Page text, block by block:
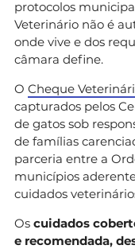
protocolos
Veterinário não é
onde vive e dos
câmara define.
O Cheque
capturados pelos
de gatos sob
de famílias
parceria entre a
municípios
cuidados
Os cuidados
e recomendada,